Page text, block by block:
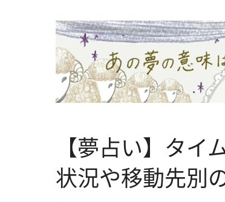
【夢占い】タ
状況や移動先別